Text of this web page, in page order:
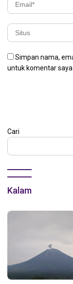
Simpan nama,
untuk komentar
Cari
Kalam